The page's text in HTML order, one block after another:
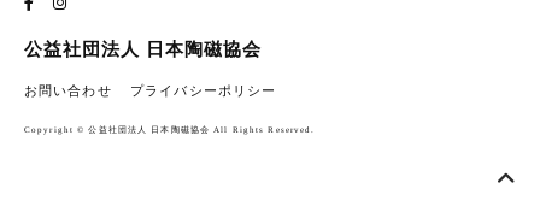
公益社団法人 日本陶磁協会
お問い合わせ プライバシーポリシー
Copyright © 公益社団法人 日本陶磁協会 All Rights Reserved.